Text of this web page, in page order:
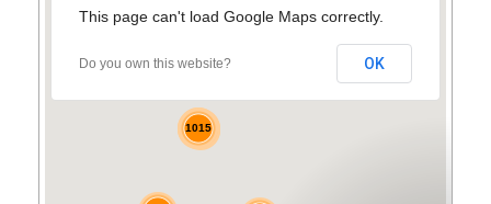
25
52
17
4
17
10
3
6
6
11
4
10
3
13
2
4
4
1015
This page can't load Google Maps correctly.
Do you own this website? OK